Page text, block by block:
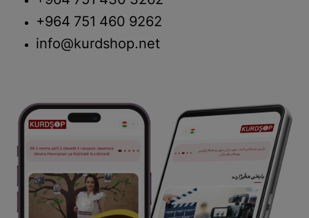
+964 751 460 9262
info@kurdshop.net